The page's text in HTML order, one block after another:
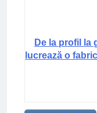
De la profil la
lucrează o